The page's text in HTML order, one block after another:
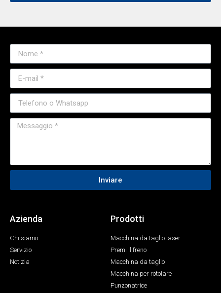
Inviare
Azienda
Chi siamo
Servizio
Notizia
Prodotti
Macchina da taglio laser
Premi il freno
Macchina da taglio
Macchina per rotolare
Punzonatrice